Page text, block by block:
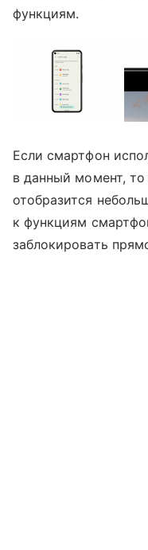
функциям.
Если смартфон
в данный момент,
отобразится
к функциям
заблокировать